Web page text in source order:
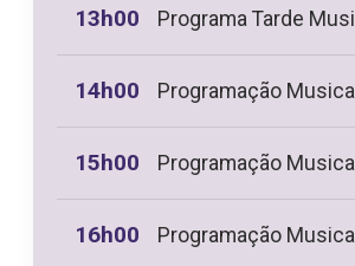
13h00 Programa Tarde
14h00 Programação Musical
15h00 Programação Musical
16h00 Programação Musical